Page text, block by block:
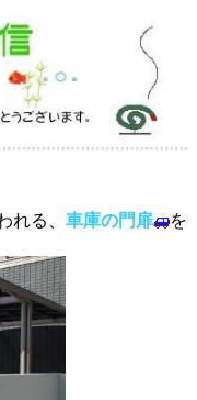
れる、 車庫の門扉
を